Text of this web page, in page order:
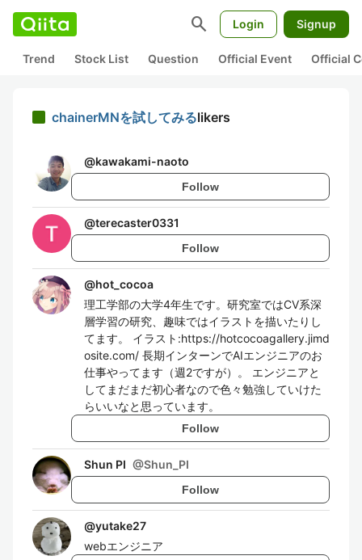
search Login Signup
Trend Stock List Question Official Event Official
chainerMNを試してみるlikers
@kawakami-naoto
Follow
@terecaster0331
Follow
@hot_cocoa
理工学部の大学4年生です。研究室ではCV系深
層学習の研究、趣味ではイラストを描いたりし
てます。 イラスト:https://hotcocoagallery.jimd
osite.com/ 長期インターンでAIエンジニアのお
仕事やってます（週2ですが）。 エンジニアと
してまだまだ初心者なので色々勉強していけた
らいいなと思っています。
Follow
Shun PI @Shun_PI
Follow
@yutake27
webエンジニア